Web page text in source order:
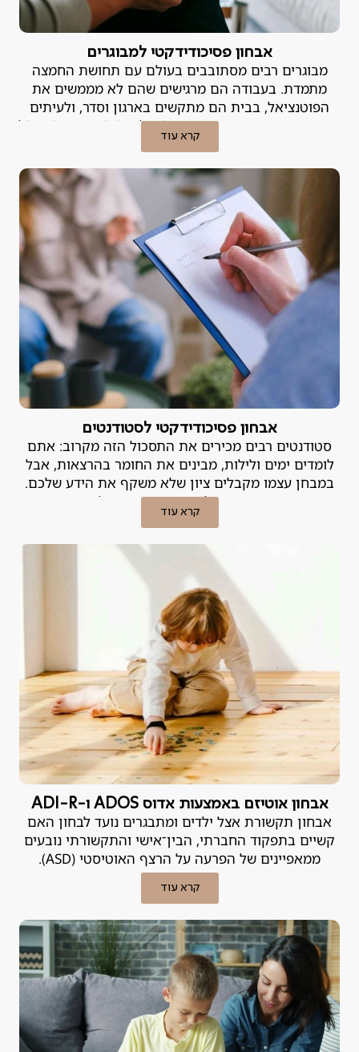
אבחון פסיכודידקטי למבוגרים
מבוגרים רבים מסתובבים בעולם עם תחושת החמצה
מתמדת. בעבודה הם מרגישים שהם לא מממשים את
הפוטנציאל, בבית הם מתקשים בארגון וסדר, ולעיתים
קרובות הם מתייגים את עצמם כ"עצלנים", "מפוזרים" או "לא
מספיק חכמים". האמת היא, שבמקרים רבים הקושי אינו נובע
אובחנה.
קרא עוד
אבחון פסיכודידקטי לסטודנטים
סטודנטים רבים מכירים את התסכול הזה מקרוב: אתם
לומדים ימים ולילות, מבינים את החומר בהרצאות, אבל
במבחן עצמו מקבלים ציון שלא משקף את הידע שלכם.
הפער הזה, בין האינטליגנציה וההשקעה לבין התוצאות
בשטח, הוא נורה אדומה. במקרים רבים, לא מדובר ב"חוסר
אבחון פסיכודידקטי הוא הכלי המקצועי שנועד לאתר את
הבעיה ולמצוא לה פתרון.
קרא עוד
אבחון אוטיזם באמצעות אדוס ADOS ו-ADI-R
אבחון תקשורת אצל ילדים ומתבגרים נועד לבחון האם
קשיים בתפקוד החברתי, הבין־אישי והתקשורתי נובעים
ממאפיינים של הפרעה על הרצף האוטיסטי (ASD).
קרא עוד